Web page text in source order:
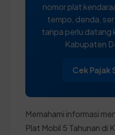
nomor plat
tempo, denda,
tanpa perlu datang
Kabupaten
Cek Pajak
Memahami informasi
Plat Mobil 5 Tahunan di